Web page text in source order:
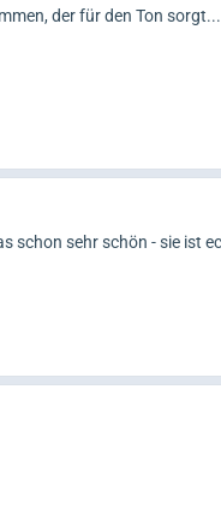
der für den Ton sorgt...
schon sehr schön - sie ist